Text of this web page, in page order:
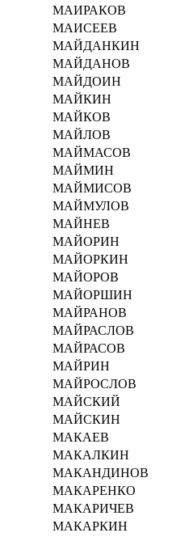
МАИРАКОВ
МАИСЕЕВ
МАЙДАНКИН
МАЙДАНОВ
МАЙДОИН
МАЙКИН
МАЙКОВ
МАЙЛОВ
МАЙМАСОВ
МАЙМИН
МАЙМИСОВ
МАЙМУЛОВ
МАЙНЕВ
МАЙОРИН
МАЙОРКИН
МАЙОРОВ
МАЙОРШИН
МАЙРАНОВ
МАЙРАСЛОВ
МАЙРАСОВ
МАЙРИН
МАЙРОСЛОВ
МАЙСКИЙ
МАЙСКИН
МАКАЕВ
МАКАЛКИН
МАКАНДИНОВ
МАКАРЕНКО
МАКАРИЧЕВ
МАКАРКИН